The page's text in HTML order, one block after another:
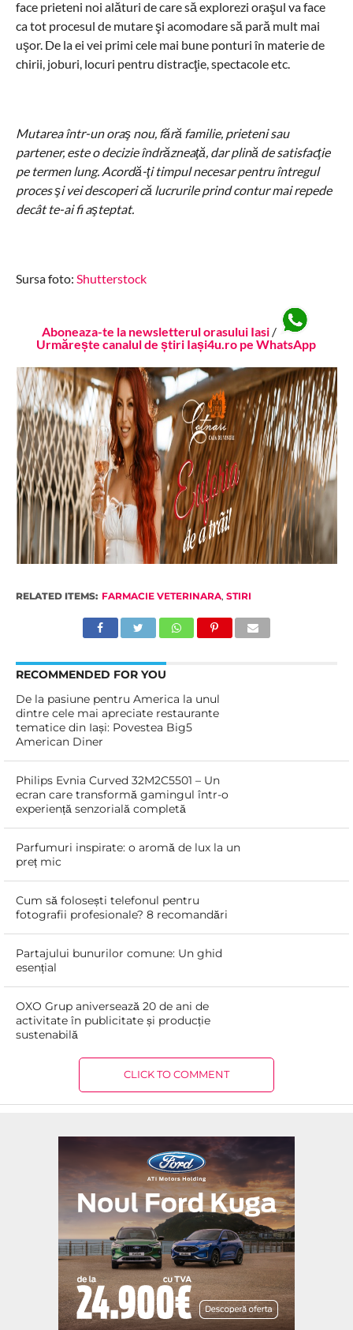
face prieteni noi alături de care să explorezi oraşul va face
ca tot procesul de mutare şi acomodare să pară mult mai
uşor. De la ei vei primi cele mai bune ponturi în materie de
chirii, joburi, locuri pentru distracţie, spectacole etc.
Mutarea într-un oraş nou, fără familie, prieteni sau
partener, este o decizie îndrăzneaţă, dar plină de satisfacţie
pe termen lung. Acordă-ţi timpul necesar pentru întregul
proces şi vei descoperi că lucrurile prind contur mai repede
decât te-ai fi aşteptat.
Sursa foto: Shutterstock
Aboneaza-te la newsletterul orasului Iasi /
Urmărește canalul de știri Iași4u.ro pe WhatsApp
RELATED ITEMS: FARMACIE VETERINARA, STIRI
RECOMMENDED FOR YOU
De la pasiune pentru America la unul
dintre cele mai apreciate restaurante
tematice din Iași: Povestea Big5
American Diner
Philips Evnia Curved 32M2C5501 – Un
ecran care transformă gamingul într-o
experiență senzorială completă
Parfumuri inspirate: o aromă de lux la un
preț mic
Cum să folosești telefonul pentru
fotografii profesionale? 8 recomandări
Partajului bunurilor comune: Un ghid
esențial
OXO Grup aniversează 20 de ani de
activitate în publicitate și producție
sustenabilă
CLICK TO COMMENT